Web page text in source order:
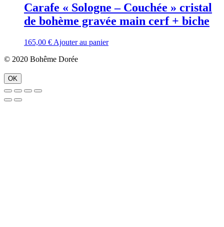
Carafe « Sologne – Couchée » cristal
de bohème gravée main cerf + biche
165,00 € Ajouter au panier
© 2020 Bohême Dorée
OK